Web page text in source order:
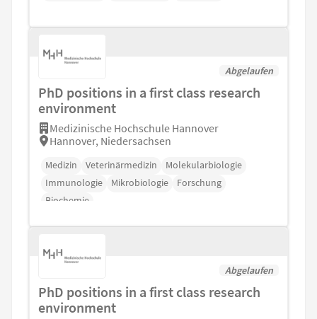
Abgelaufen
PhD positions in a first class research
environment
Medizinische Hochschule Hannover
Hannover, Niedersachsen
Medizin Veterinärmedizin
Molekularbiologie
Immunologie
Mikrobiologie
Forschung
Biochemie
Abgelaufen
PhD positions in a first class research
environment